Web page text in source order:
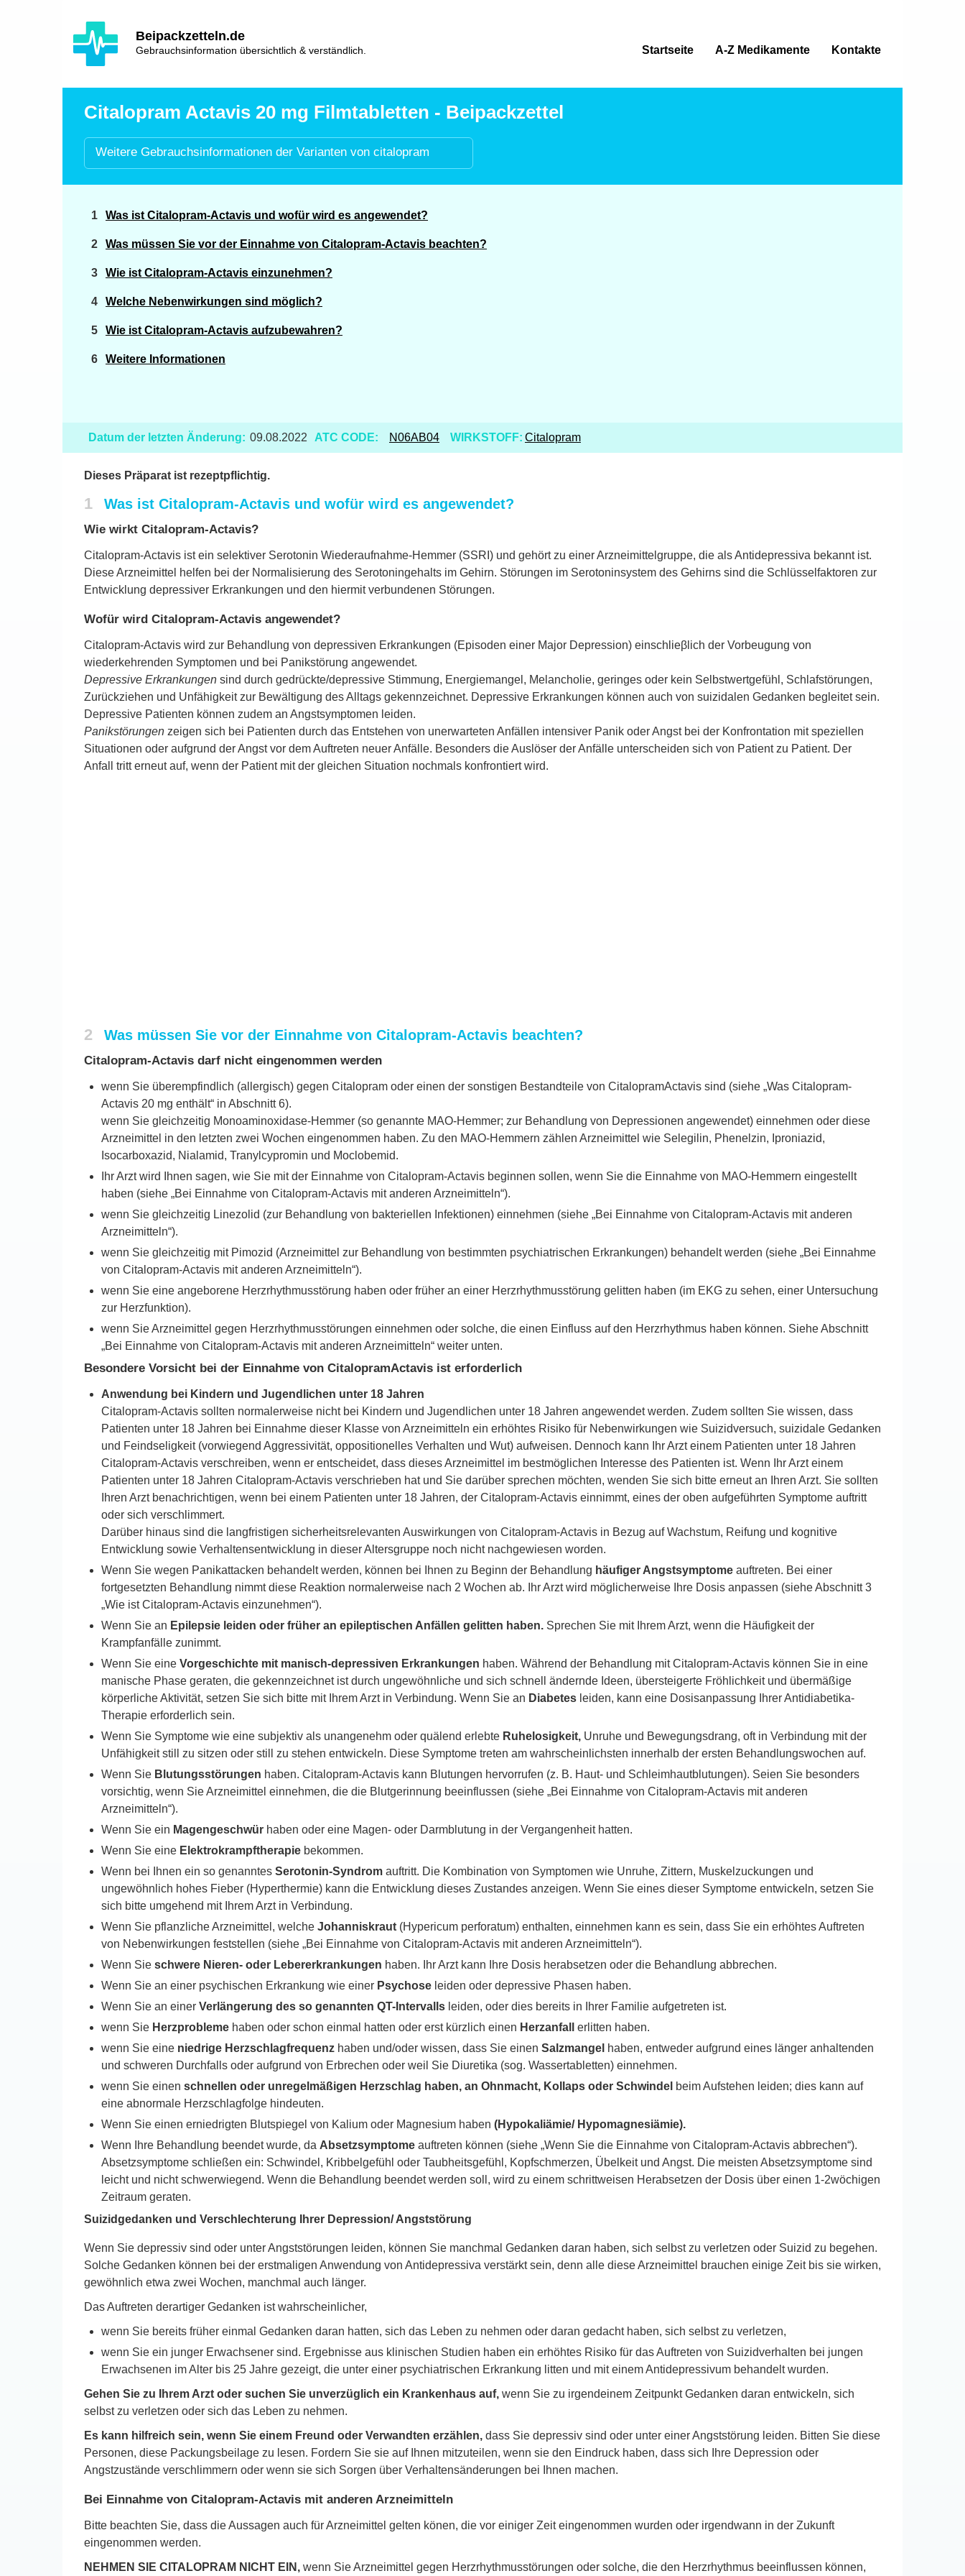
Beipackzetteln.de
Gebrauchsinformation übersichtlich & verständlich.
Hlavní
navigace
Startseite A-Z Medikamente Kontakte
Citalopram Actavis 20 mg Filmtabletten - Beipackzettel
Weitere Gebrauchsinformationen der Varianten von citalopram
Was ist Citalopram-Actavis und wofür wird es angewendet?
Was müssen Sie vor der Einnahme von Citalopram-Actavis beachten?
Wie ist Citalopram-Actavis einzunehmen?
Welche Nebenwirkungen sind möglich?
Wie ist Citalopram-Actavis aufzubewahren?
Weitere Informationen
Datum der letzten Änderung: 09.08.2022 ATC CODE: N06AB04 WIRKSTOFF: Citalopram
Dieses Präparat ist rezeptpflichtig.
1 Was ist Citalopram-Actavis und wofür wird es angewendet?
Wie wirkt Citalopram-Actavis?
Citalopram-Actavis ist ein selektiver Serotonin Wiederaufnahme-Hemmer (SSRI) und gehört zu einer Arzneimittelgruppe, die als Antidepressiva bekannt ist.
Diese Arzneimittel helfen bei der Normalisierung des Serotoningehalts im Gehirn. Störungen im Serotoninsystem des Gehirns sind die Schlüsselfaktoren zur
Entwicklung depressiver Erkrankungen und den hiermit verbundenen Störungen.
Wofür wird Citalopram-Actavis angewendet?
Citalopram-Actavis wird zur Behandlung von depressiven Erkrankungen (Episoden einer Major Depression) einschlieβlich der Vorbeugung von
wiederkehrenden Symptomen und bei Panikstörung angewendet.
Depressive Erkrankungen sind durch gedrückte/depressive Stimmung, Energiemangel, Melancholie, geringes oder kein Selbstwertgefühl, Schlafstörungen,
Zurückziehen und Unfähigkeit zur Bewältigung des Alltags gekennzeichnet. Depressive Erkrankungen können auch von suizidalen Gedanken begleitet sein.
Depressive Patienten können zudem an Angstsymptomen leiden.
Panikstörungen zeigen sich bei Patienten durch das Entstehen von unerwarteten Anfällen intensiver Panik oder Angst bei der Konfrontation mit speziellen
Situationen oder aufgrund der Angst vor dem Auftreten neuer Anfälle. Besonders die Auslöser der Anfälle unterscheiden sich von Patient zu Patient. Der
Anfall tritt erneut auf, wenn der Patient mit der gleichen Situation nochmals konfrontiert wird.
2 Was müssen Sie vor der Einnahme von Citalopram-Actavis beachten?
Citalopram-Actavis darf nicht eingenommen werden
wenn Sie überempfindlich (allergisch) gegen Citalopram oder einen der sonstigen Bestandteile von CitalopramActavis sind (siehe „Was Citalopram-
Actavis 20 mg enthält“ in Abschnitt 6).
wenn Sie gleichzeitig Monoaminoxidase-Hemmer (so genannte MAO-Hemmer; zur Behandlung von Depressionen angewendet) einnehmen oder diese
Arzneimittel in den letzten zwei Wochen eingenommen haben. Zu den MAO-Hemmern zählen Arzneimittel wie Selegilin, Phenelzin, Iproniazid,
Isocarboxazid, Nialamid, Tranylcypromin und Moclobemid.
Ihr Arzt wird Ihnen sagen, wie Sie mit der Einnahme von Citalopram-Actavis beginnen sollen, wenn Sie die Einnahme von MAO-Hemmern eingestellt
haben (siehe „Bei Einnahme von Citalopram-Actavis mit anderen Arzneimitteln“).
wenn Sie gleichzeitig Linezolid (zur Behandlung von bakteriellen Infektionen) einnehmen (siehe „Bei Einnahme von Citalopram-Actavis mit anderen
Arzneimitteln“).
wenn Sie gleichzeitig mit Pimozid (Arzneimittel zur Behandlung von bestimmten psychiatrischen Erkrankungen) behandelt werden (siehe „Bei Einnahme
von Citalopram-Actavis mit anderen Arzneimitteln“).
wenn Sie eine angeborene Herzrhythmusstörung haben oder früher an einer Herzrhythmusstörung gelitten haben (im EKG zu sehen, einer Untersuchung
zur Herzfunktion).
wenn Sie Arzneimittel gegen Herzrhythmusstörungen einnehmen oder solche, die einen Einfluss auf den Herzrhythmus haben können. Siehe Abschnitt
„Bei Einnahme von Citalopram-Actavis mit anderen Arzneimitteln“ weiter unten.
Besondere Vorsicht bei der Einnahme von CitalopramActavis ist erforderlich
Anwendung bei Kindern und Jugendlichen unter 18 Jahren
Citalopram-Actavis sollten normalerweise nicht bei Kindern und Jugendlichen unter 18 Jahren angewendet werden. Zudem sollten Sie wissen, dass
Patienten unter 18 Jahren bei Einnahme dieser Klasse von Arzneimitteln ein erhöhtes Risiko für Nebenwirkungen wie Suizidversuch, suizidale Gedanken
und Feindseligkeit (vorwiegend Aggressivität, oppositionelles Verhalten und Wut) aufweisen. Dennoch kann Ihr Arzt einem Patienten unter 18 Jahren
Citalopram-Actavis verschreiben, wenn er entscheidet, dass dieses Arzneimittel im bestmöglichen Interesse des Patienten ist. Wenn Ihr Arzt einem
Patienten unter 18 Jahren Citalopram-Actavis verschrieben hat und Sie darüber sprechen möchten, wenden Sie sich bitte erneut an Ihren Arzt. Sie sollten
Ihren Arzt benachrichtigen, wenn bei einem Patienten unter 18 Jahren, der Citalopram-Actavis einnimmt, eines der oben aufgeführten Symptome auftritt
oder sich verschlimmert.
Darüber hinaus sind die langfristigen sicherheitsrelevanten Auswirkungen von Citalopram-Actavis in Bezug auf Wachstum, Reifung und kognitive
Entwicklung sowie Verhaltensentwicklung in dieser Altersgruppe noch nicht nachgewiesen worden.
Wenn Sie wegen Panikattacken behandelt werden, können bei Ihnen zu Beginn der Behandlung häufiger Angstsymptome auftreten. Bei einer
fortgesetzten Behandlung nimmt diese Reaktion normalerweise nach 2 Wochen ab. Ihr Arzt wird möglicherweise Ihre Dosis anpassen (siehe Abschnitt 3
„Wie ist Citalopram-Actavis einzunehmen“).
Wenn Sie an Epilepsie leiden oder früher an epileptischen Anfällen gelitten haben. Sprechen Sie mit Ihrem Arzt, wenn die Häufigkeit der
Krampfanfälle zunimmt.
Wenn Sie eine Vorgeschichte mit manisch-depressiven Erkrankungen haben. Während der Behandlung mit Citalopram-Actavis können Sie in eine
manische Phase geraten, die gekennzeichnet ist durch ungewöhnliche und sich schnell ändernde Ideen, übersteigerte Fröhlichkeit und übermäßige
körperliche Aktivität, setzen Sie sich bitte mit Ihrem Arzt in Verbindung. Wenn Sie an Diabetes leiden, kann eine Dosisanpassung Ihrer Antidiabetika-
Therapie erforderlich sein.
Wenn Sie Symptome wie eine subjektiv als unangenehm oder quälend erlebte Ruhelosigkeit, Unruhe und Bewegungsdrang, oft in Verbindung mit der
Unfähigkeit still zu sitzen oder still zu stehen entwickeln. Diese Symptome treten am wahrscheinlichsten innerhalb der ersten Behandlungswochen auf.
Wenn Sie Blutungsstörungen haben. Citalopram-Actavis kann Blutungen hervorrufen (z. B. Haut- und Schleimhautblutungen). Seien Sie besonders
vorsichtig, wenn Sie Arzneimittel einnehmen, die die Blutgerinnung beeinflussen (siehe „Bei Einnahme von Citalopram-Actavis mit anderen
Arzneimitteln“).
Wenn Sie ein Magengeschwür haben oder eine Magen- oder Darmblutung in der Vergangenheit hatten.
Wenn Sie eine Elektrokrampftherapie bekommen.
Wenn bei Ihnen ein so genanntes Serotonin-Syndrom auftritt. Die Kombination von Symptomen wie Unruhe, Zittern, Muskelzuckungen und
ungewöhnlich hohes Fieber (Hyperthermie) kann die Entwicklung dieses Zustandes anzeigen. Wenn Sie eines dieser Symptome entwickeln, setzen Sie
sich bitte umgehend mit Ihrem Arzt in Verbindung.
Wenn Sie pflanzliche Arzneimittel, welche Johanniskraut (Hypericum perforatum) enthalten, einnehmen kann es sein, dass Sie ein erhöhtes Auftreten
von Nebenwirkungen feststellen (siehe „Bei Einnahme von Citalopram-Actavis mit anderen Arzneimitteln“).
Wenn Sie schwere Nieren- oder Lebererkrankungen haben. Ihr Arzt kann Ihre Dosis herabsetzen oder die Behandlung abbrechen.
Wenn Sie an einer psychischen Erkrankung wie einer Psychose leiden oder depressive Phasen haben.
Wenn Sie an einer Verlängerung des so genannten QT-Intervalls leiden, oder dies bereits in Ihrer Familie aufgetreten ist.
wenn Sie Herzprobleme haben oder schon einmal hatten oder erst kürzlich einen Herzanfall
erlitten haben.
wenn Sie eine niedrige Herzschlagfrequenz haben und/oder wissen, dass Sie einen Salzmangel haben, entweder aufgrund eines länger anhaltenden
und schweren Durchfalls oder aufgrund von Erbrechen oder weil Sie Diuretika (sog. Wassertabletten) einnehmen.
wenn Sie einen schnellen oder unregelmäßigen Herzschlag haben, an Ohnmacht, Kollaps oder Schwindel beim Aufstehen leiden; dies kann auf
eine abnormale Herzschlagfolge hindeuten.
Wenn Sie einen erniedrigten Blutspiegel von Kalium oder Magnesium haben (Hypokaliämie/ Hypomagnesiämie).
Wenn Ihre Behandlung beendet wurde, da Absetzsymptome auftreten können (siehe „Wenn Sie die Einnahme von Citalopram-Actavis abbrechen“).
Absetzsymptome schließen ein: Schwindel, Kribbelgefühl oder Taubheitsgefühl, Kopfschmerzen, Übelkeit und Angst. Die meisten Absetzsymptome sind
leicht und nicht schwerwiegend. Wenn die Behandlung beendet werden soll, wird zu einem schrittweisen Herabsetzen der Dosis über einen 1-2wöchigen
Zeitraum geraten.
Suizidgedanken und Verschlechterung Ihrer Depression/ Angststörung
Wenn Sie depressiv sind oder unter Angststörungen leiden, können Sie manchmal Gedanken daran haben, sich selbst zu verletzen oder Suizid zu begehen.
Solche Gedanken können bei der erstmaligen Anwendung von Antidepressiva verstärkt sein, denn alle diese Arzneimittel brauchen einige Zeit bis sie wirken,
gewöhnlich etwa zwei Wochen, manchmal auch länger.
Das Auftreten derartiger Gedanken ist wahrscheinlicher,
wenn Sie bereits früher einmal Gedanken daran hatten, sich das Leben zu nehmen oder daran gedacht haben, sich selbst zu verletzen,
wenn Sie ein junger Erwachsener sind. Ergebnisse aus klinischen Studien haben ein erhöhtes Risiko für das Auftreten von Suizidverhalten bei jungen
Erwachsenen im Alter bis 25 Jahre gezeigt, die unter einer psychiatrischen Erkrankung litten und mit einem Antidepressivum behandelt wurden.
Gehen Sie zu Ihrem Arzt oder suchen Sie unverzüglich ein Krankenhaus auf, wenn Sie zu irgendeinem Zeitpunkt Gedanken daran entwickeln, sich
selbst zu verletzen oder sich das Leben zu nehmen.
Es kann hilfreich sein, wenn Sie einem Freund oder Verwandten erzählen, dass Sie depressiv sind oder unter einer Angststörung leiden. Bitten Sie diese
Personen, diese Packungsbeilage zu lesen. Fordern Sie sie auf Ihnen mitzuteilen, wenn sie den Eindruck haben, dass sich Ihre Depression oder
Angstzustände verschlimmern oder wenn sie sich Sorgen über Verhaltensänderungen bei Ihnen machen.
Bei Einnahme von Citalopram-Actavis mit anderen Arzneimitteln
Bitte beachten Sie, dass die Aussagen auch für Arzneimittel gelten könen, die vor einiger Zeit eingenommen wurden oder irgendwann in der Zukunft
eingenommen werden.
NEHMEN SIE CITALOPRAM NICHT EIN, wenn Sie Arzneimittel gegen Herzrhythmusstörungen oder solche, die den Herzrhythmus beeinflussen können,